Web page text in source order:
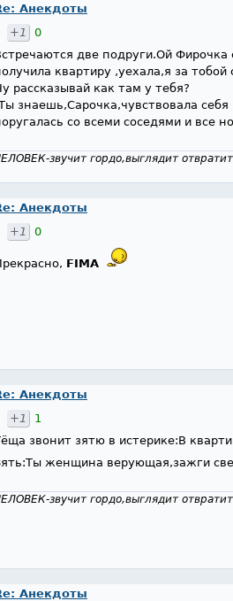
Анекдоты
+1
0
две подруги.Ой Фирочка
квартиру ,уехала,я за тобой
рассказывай как там у тебя?
знаешь,Сарочка,чувствовала
со всеми соседями и все
звучит гордо,выглядит
Анекдоты
+1
0
FIMA
Анекдоты
+1
1
звонит зятю в истерике:В
женщина верующая,зажги
звучит гордо,выглядит
Анекдоты